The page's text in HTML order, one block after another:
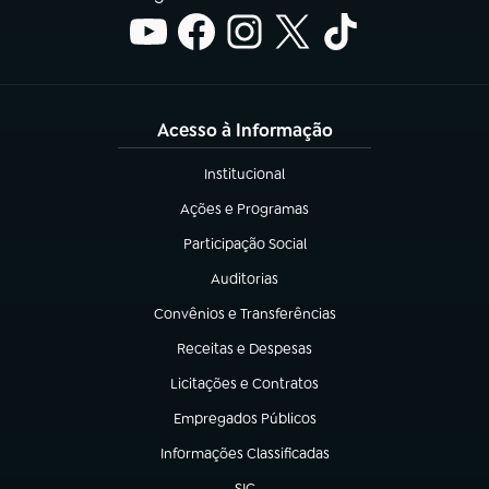
Acesso à Informação
Institucional
(abre em nova aba)
Ações e Programas
(abre em nova aba)
Participação Social
(abre em nova aba)
Auditorias
(abre em nova aba)
Convênios e Transferências
(abre em nova aba)
Receitas e Despesas
(abre em nova aba)
Licitações e Contratos
(abre em nova aba)
Empregados Públicos
(abre em nova aba)
Informações Classificadas
(abre em nova aba)